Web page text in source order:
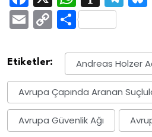
EmailCopy
Link
Share
Etiketler: Andreas Holzer
Avrupa Çapında Aranan
Avrupa Güvenlik Ağı